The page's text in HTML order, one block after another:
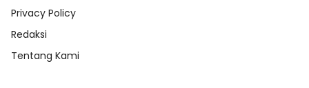
Privacy Policy
Redaksi
Tentang Kami